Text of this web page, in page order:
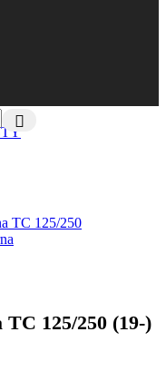
125/250 (19-)